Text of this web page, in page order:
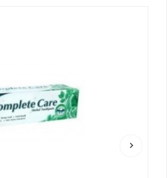
keyboard_arrow_right